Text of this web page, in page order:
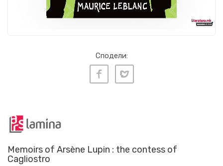
Сподели:
Memoirs of Arsène Lupin : the contess of
Cagliostro